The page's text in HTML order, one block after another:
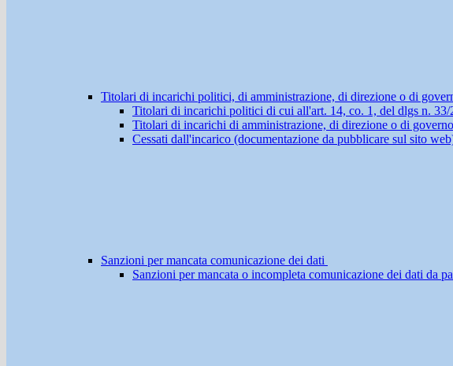
Titolari di incarichi politici, di amministrazione, di direzione o di
Titolari di incarichi politici di cui all'art. 14, co. 1, del dlgs n. 33/
Titolari di incarichi di amministrazione, di direzione o di
Cessati dall'incarico (documentazione da pubblicare sul sito
Sanzioni per mancata comunicazione dei dati
Sanzioni per mancata o incompleta comunicazione dei dati da